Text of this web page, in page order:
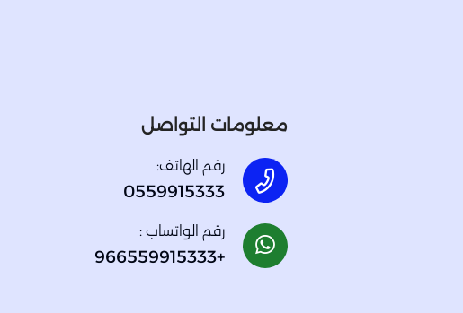
معلومات التواصل
رقم الهاتف:
0559915333
رقم الواتساب :
+966559915333